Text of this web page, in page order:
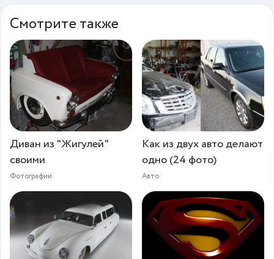
Смотрите также
Диван из "Жигулей"
своими
Фотографии
Как из двух авто делают
одно (24 фото)
Авто